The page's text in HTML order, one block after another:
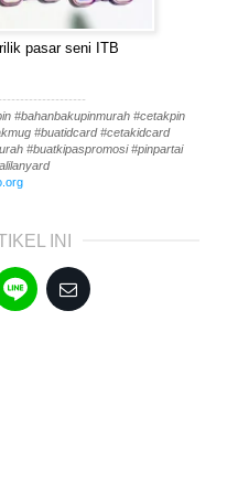
pasar seni ITB
#bahanbakupinmurah #cetakpin
#buatidcard #cetakidcard
#buatkipaspromosi #pinpartai
INI